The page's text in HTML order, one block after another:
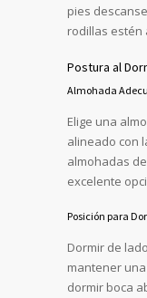
pies
rodillas estén
Postura al
Almohada
Elige una
alineado con
almohadas
excelente
Posición para
Dormir de
mantener
dormir boca